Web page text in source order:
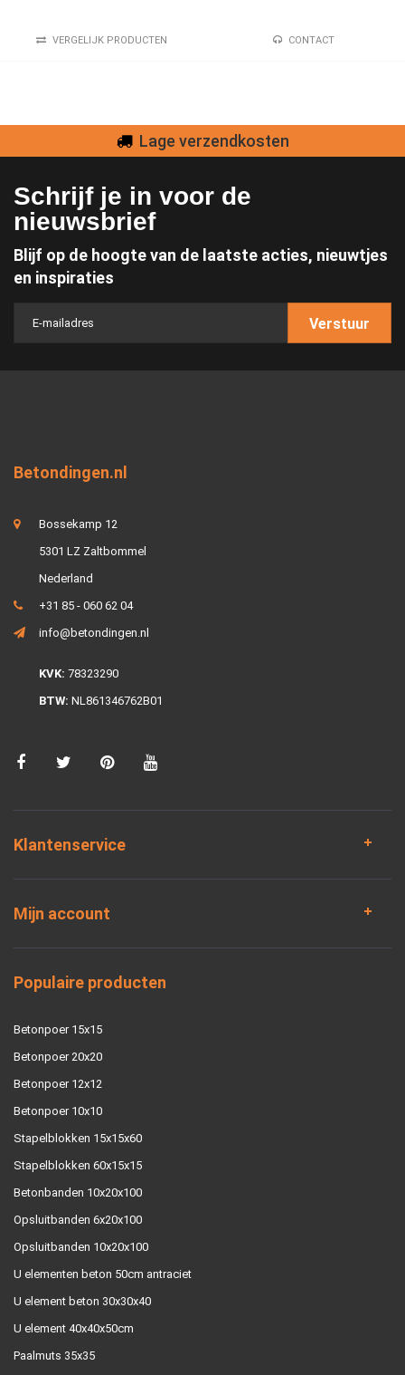
VERGELIJK PRODUCTEN CONTACT
Lage verzendkosten
Schrijf je in voor de
nieuwsbrief
Blijf op de hoogte van de laatste acties, nieuwtjes
en inspiraties
Verstuur
Betondingen.nl
Bossekamp 12
5301 LZ Zaltbommel
Nederland
+31 85 - 060 62 04
info@betondingen.nl
KVK: 78323290
BTW: NL861346762B01
Klantenservice
Mijn account
Populaire producten
Betonpoer 15x15
Betonpoer 20x20
Betonpoer 12x12
Betonpoer 10x10
Stapelblokken 15x15x60
Stapelblokken 60x15x15
Betonbanden 10x20x100
Opsluitbanden 6x20x100
Opsluitbanden 10x20x100
U elementen beton 50cm antraciet
U element beton 30x30x40
U element 40x40x50cm
Paalmuts 35x35